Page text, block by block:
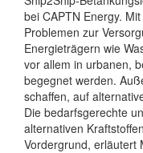
bei CAPTN Energy.
Problemen zur
Energieträgern wie
vor allem in urbanen,
begegnet werden.
schaffen, auf
Die bedarfsgerechte
alternativen
Vordergrund, erläutert